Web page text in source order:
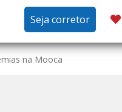
Seja corretor
na Mooca